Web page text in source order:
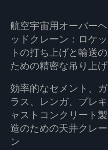
航空宇宙用オーバーヘ
ッドクレーン：ロケッ
トの打ち上げと輸送の
ための精密な吊り上げ
効率的なセメント、ガ
ラス、レンガ、プレキ
ャストコンクリート製
造のための天井クレー
ン